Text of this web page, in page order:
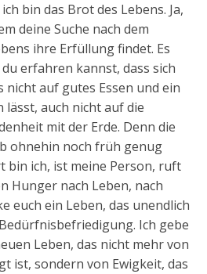
bin das Brot des Lebens. Ja,
deine Suche nach dem
ihre Erfüllung findet. Es
erfahren kannst, dass sich
nicht auf gutes Essen und ein
auch nicht auf die
mit der Erde. Denn die
ohnehin noch früh genug
bin ich, ist meine Person, ruft
Hunger nach Leben, nach
euch ein Leben, das unendlich
Ich gebe
Leben, das nicht mehr von
ist, sondern von Ewigkeit, das